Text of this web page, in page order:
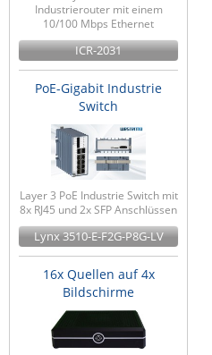
Industrierouter mit einem
10/100 Mbps Ethernet
ICR-2031
PoE-Gigabit Industrie
Switch
Layer 3 PoE Industrie Switch mit
8x RJ45 und 2x SFP Anschlüssen
Lynx 3510-E-F2G-P8G-LV
16x Quellen auf 4x
Bildschirme